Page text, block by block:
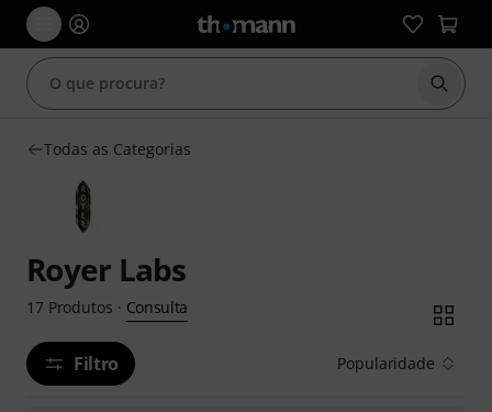
Iniciar
Todas as Categorias
Royer Labs
17 Produtos · Consulta
Filtro Popularidade